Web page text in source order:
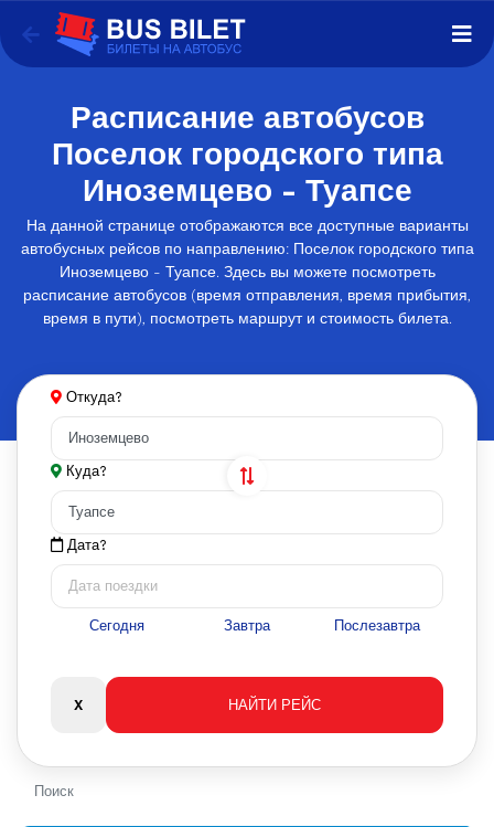
Расписание автобусов
Поселок городского типа
Иноземцево - Туапсе
На данной странице отображаются все доступные варианты
автобусных рейсов по направлению: Поселок городского типа
Иноземцево - Туапсе. Здесь вы можете посмотреть
расписание автобусов (время отправления, время прибытия,
время в пути), посмотреть маршрут и стоимость билета.
Откуда?
Куда?
Дата?
Сегодня Завтра Послезавтра
Поиск